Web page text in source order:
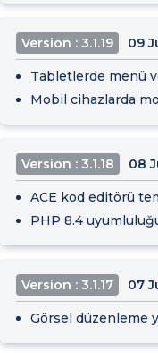
Version : 3.1.19 09
Tabletlerde menü
Mobil cihazlarda
Version : 3.1.18 08
ACE kod editörü
PHP 8.4
Version : 3.1.17 07
Görsel düzenleme